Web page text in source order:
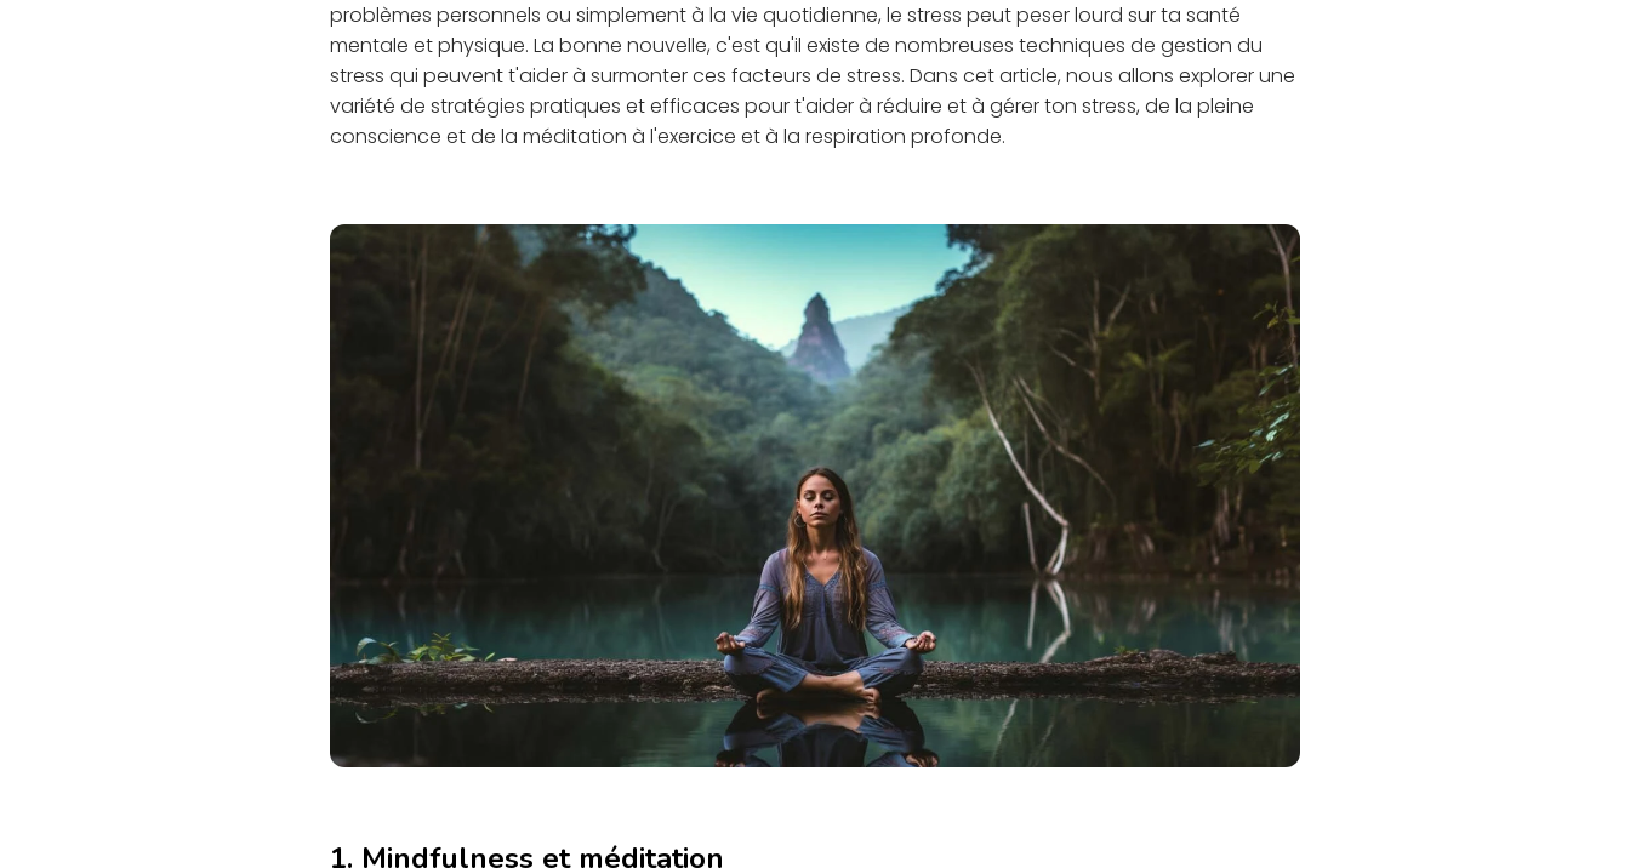
problèmes personnels ou simplement à la vie quotidienne, le stress peut peser lourd sur ta santé
mentale et physique. La bonne nouvelle, c'est qu'il existe de nombreuses techniques de gestion du
stress qui peuvent t'aider à surmonter ces facteurs de stress. Dans cet article, nous allons explorer une
variété de stratégies pratiques et efficaces pour t'aider à réduire et à gérer ton stress, de la pleine
conscience et de la méditation à l'exercice et à la respiration profonde.
1. Mindfulness et méditation